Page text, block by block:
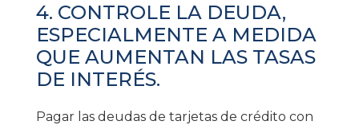
4. CONTROLE LA DEUDA,
ESPECIALMENTE A MEDIDA
QUE AUMENTAN LAS TASAS
DE INTERÉS.
Pagar las deudas de tarjetas de crédito con